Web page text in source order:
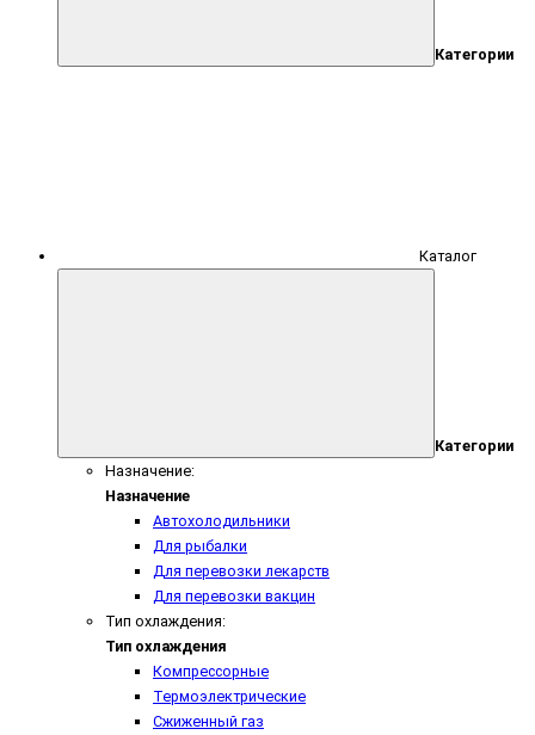
Категории
Каталог
Категории
Назначение:
Назначение
Автохолодильники
Для рыбалки
Для перевозки лекарств
Для перевозки вакцин
Тип охлаждения:
Тип охлаждения
Компрессорные
Термоэлектрические
Сжиженный газ